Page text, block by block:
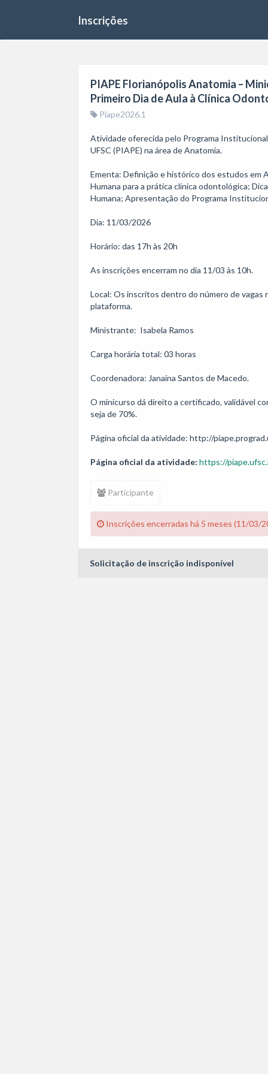
Inscrições
PIAPE Florianópolis Anatomia –
Primeiro Dia de Aula à Clínica
Piape2026.1
Atividade oferecida pelo Programa
UFSC (PIAPE) na área de Anatomia.
Ementa: Definição e histórico dos estudos em
Humana para a prática clínica odontológica;
Humana; Apresentação do Programa
Dia: 11/03/2026
Horário: das 17h às 20h
As inscrições encerram no dia 11/03 às 10h.
Local: Os inscritos dentro do número de vagas
plataforma.
Ministrante:  Isabela Ramos
Carga horária total: 03 horas
Coordenadora: Janaína Santos de Macedo.
O minicurso dá direito a certificado, validável
seja de 70%.
Página oficial da atividade: https://
Participante
Inscrições encerradas há 5 meses (11/03/
Solicitação de inscrição indisponível